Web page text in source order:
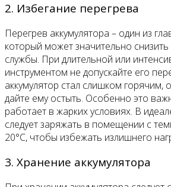
2. Избегание перегрева
Перегрев аккумулятора – один из
который может значительно
службы. При длительной или
инструментом не допускайте его
аккумулятор стал слишком горячим,
дайте ему остыть. Особенно это
работает в жарких условиях. В
следует заряжать в помещении с
20°C, чтобы избежать излишнего
3. Хранение аккумулятора